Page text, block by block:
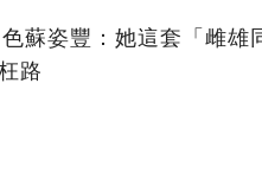
蘇姿豐：她這套「雌雄
路